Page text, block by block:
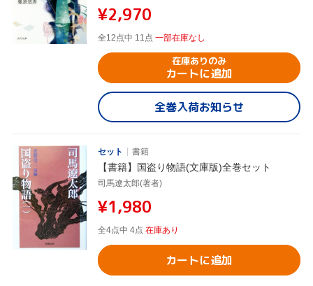
¥2,970
全12点中 11点 一部在庫なし
在庫ありのみ
カートに追加
全巻入荷お知らせ
セット 書籍
【書籍】国盗り物語(文庫版)全巻セット
司馬遼太郎(著者)
¥1,980
全4点中 4点 在庫あり
カートに追加